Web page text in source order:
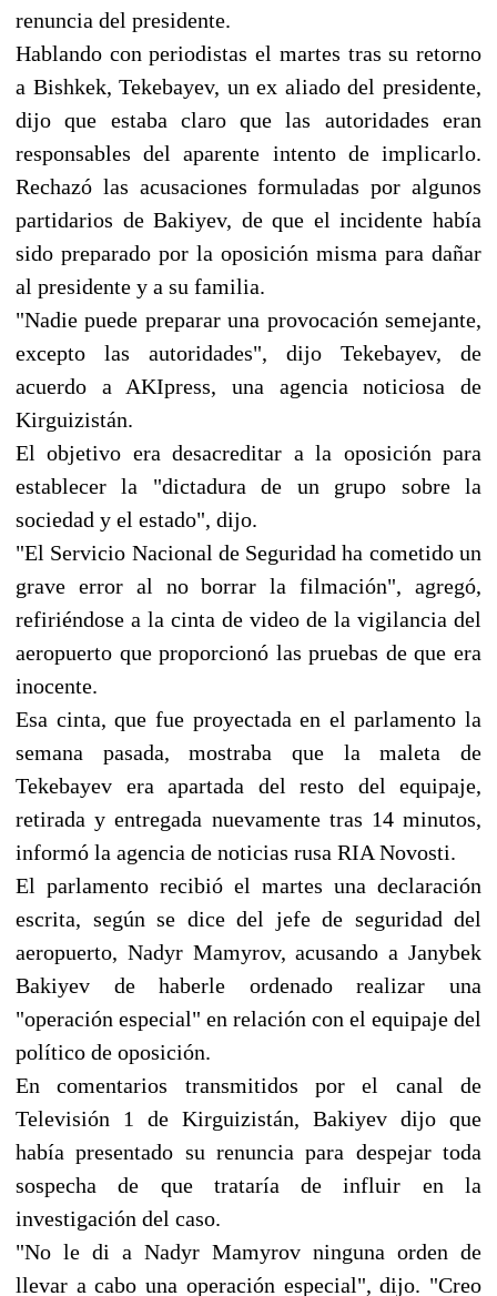
renuncia del presidente.
Hablando con periodistas el martes tras su retorno
a Bishkek, Tekebayev, un ex aliado del presidente,
dijo que estaba claro que las autoridades eran
responsables del aparente intento de implicarlo.
Rechazó las acusaciones formuladas por algunos
partidarios de Bakiyev, de que el incidente había
sido preparado por la oposición misma para dañar
al presidente y a su familia.
"Nadie puede preparar una provocación semejante,
excepto las autoridades", dijo Tekebayev, de
acuerdo a AKIpress, una agencia noticiosa de
Kirguizistán.
El objetivo era desacreditar a la oposición para
establecer la "dictadura de un grupo sobre la
sociedad y el estado", dijo.
"El Servicio Nacional de Seguridad ha cometido un
grave error al no borrar la filmación", agregó,
refiriéndose a la cinta de video de la vigilancia del
aeropuerto que proporcionó las pruebas de que era
inocente.
Esa cinta, que fue proyectada en el parlamento la
semana pasada, mostraba que la maleta de
Tekebayev era apartada del resto del equipaje,
retirada y entregada nuevamente tras 14 minutos,
informó la agencia de noticias rusa RIA Novosti.
El parlamento recibió el martes una declaración
escrita, según se dice del jefe de seguridad del
aeropuerto, Nadyr Mamyrov, acusando a Janybek
Bakiyev de haberle ordenado realizar una
"operación especial" en relación con el equipaje del
político de oposición.
En comentarios transmitidos por el canal de
Televisión 1 de Kirguizistán, Bakiyev dijo que
había presentado su renuncia para despejar toda
sospecha de que trataría de influir en la
investigación del caso.
"No le di a Nadyr Mamyrov ninguna orden de
llevar a cabo una operación especial", dijo. "Creo